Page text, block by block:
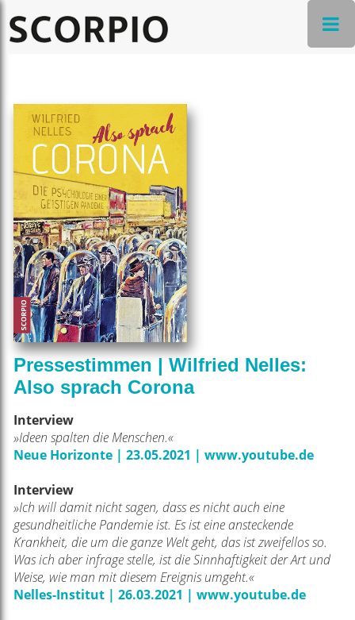
Pressestimmen | Wilfried Nelles:
Also sprach Corona
Interview
»Ideen spalten die Menschen.«
Neue Horizonte | 23.05.2021 | www.youtube.de
Interview
»Ich will damit nicht sagen, dass es nicht auch eine
gesundheitliche Pandemie ist. Es ist eine ansteckende
Krankheit, die um die ganze Welt geht, das ist zweifellos so.
Was ich aber infrage stelle, ist die Sinnhaftigkeit der Art und
Weise, wie man mit diesem Ereignis umgeht.«
Nelles-Institut | 26.03.2021 | www.youtube.de